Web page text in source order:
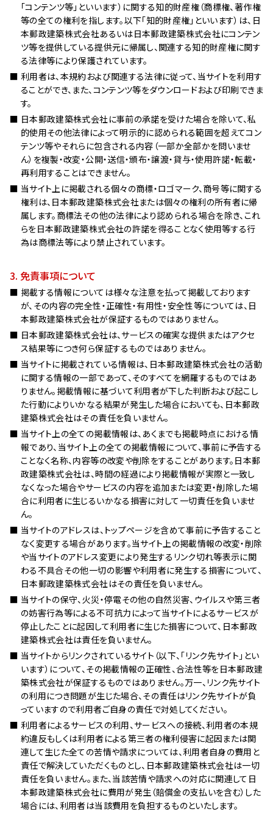
JOIN US
採用情報
中途採用情報
NEWS
お知らせ・プレスリリース
プレスリリース
PROCUREMENT
調達情報
物品・役務関係
建設工事・設備運行・設備保守関係
「コンテンツ等」といいます）に関する知的財産権（商標権、著作権
等の全ての権利を指します。以下「知的財産権」といいます）は、日
本郵政建築株式会社あるいは日本郵政建築株式会社にコンテン
ツ等を提供している提供元に帰属し、関連する知的財産権に関す
る法律等により保護されています。
利用者は、本規約および関連する法律に従って、当サイトを利用す
ることができ、また、コンテンツ等をダウンロードおよび印刷できま
す。
日本郵政建築株式会社に事前の承諾を受けた場合を除いて、私
的使用その他法律によって明示的に認められる範囲を超えてコン
テンツ等やそれらに包含される内容（一部か全部かを問いませ
ん）を複製・改変・公開・送信・頒布・譲渡・貸与・使用許諾・転載・
再利用することはできません。
当サイト上に掲載される個々の商標・ロゴマーク、商号等に関する
権利は、日本郵政建築株式会社または個々の権利の所有者に帰
属します。商標法その他の法律により認められる場合を除き、これ
らを日本郵政建築株式会社の許諾を得ることなく使用等する行
為は商標法等により禁止されています。
3. 免責事項について
掲載する情報については様々な注意を払って掲載しております
が、その内容の完全性・正確性・有用性・安全性等については、日
本郵政建築株式会社が保証するものではありません。
日本郵政建築株式会社は、サービスの確実な提供またはアクセ
ス結果等につき何ら保証するものではありません。
当サイトに掲載されている情報は、日本郵政建築株式会社の活動
に関する情報の一部であって、そのすべてを網羅するものではあ
りません。掲載情報に基づいて利用者が下した判断および起こし
た行動によりいかなる結果が発生した場合においても、日本郵政
建築株式会社はその責任を負いません。
当サイト上の全ての掲載情報は、あくまでも掲載時点における情
報であり、当サイト上の全ての掲載情報について、事前に予告する
ことなく名称、内容等の改変や削除をすることがあります。日本郵
政建築株式会社は、時間の経過により掲載情報が実際と一致し
なくなった場合やサービスの内容を追加または変更・削除した場
合に利用者に生じるいかなる損害に対して一切責任を負いませ
ん。
当サイトのアドレスは、トップページを含めて事前に予告すること
なく変更する場合があります。当サイト上の掲載情報の改変・削除
や当サイトのアドレス変更により発生するリンク切れ等表示に関
わる不具合その他一切の影響や利用者に発生する損害について、
日本郵政建築株式会社はその責任を負いません。
当サイトの保守、火災・停電その他の自然災害、ウイルスや第三者
の妨害行為等による不可抗力によって当サイトによるサービスが
停止したことに起因して利用者に生じた損害について、日本郵政
建築株式会社は責任を負いません。
当サイトからリンクされているサイト（以下、「リンク先サイト」とい
います）について、その掲載情報の正確性、合法性等を日本郵政建
築株式会社が保証するものではありません。万一、リンク先サイト
の利用につき問題が生じた場合、その責任はリンク先サイトが負
っていますので利用者ご自身の責任で対処してください。
利用者によるサービスの利用、サービスへの接続、利用者の本規
約違反もしくは利用者による第三者の権利侵害に起因または関
連して生じた全ての苦情や請求については、利用者自身の費用と
責任で解決していただくものとし、日本郵政建築株式会社は一切
責任を負いません。また、当該苦情や請求への対応に関連して日
本郵政建築株式会社に費用が発生（賠償金の支払いを含む）した
場合には、利用者は当該費用を負担するものといたします。